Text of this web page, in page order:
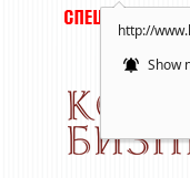
http://
Show